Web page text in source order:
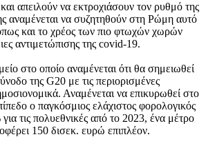
απειλούν να εκτροχιάσουν τον ρυθμό της
αναμένεται να συζητηθούν στη Ρώμη αυτό
και το χρέος των πιο φτωχών χωρών
αντιμετώπισης της covid-19.
στο οποίο αναμένεται ότι θα σημειωθεί
της G20 με τις περιορισμένες
Αναμένεται να επικυρωθεί στο
ο παγκόσμιος ελάχιστος φορολογικός
τις πολυεθνικές από το 2023, ένα μέτρο
150 δισεκ. ευρώ επιπλέον.